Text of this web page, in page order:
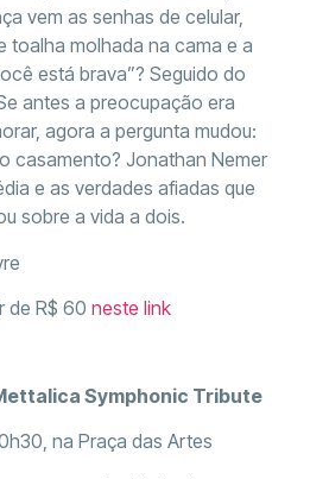
vem as senhas de celular,
toalha molhada na cama e a
está brava”? Seguido do
antes a preocupação era
agora a pergunta mudou:
casamento? Jonathan Nemer
e as verdades afiadas que
sobre a vida a dois.
de R$ 60 neste link
Symphonic Tribute
na Praça das Artes